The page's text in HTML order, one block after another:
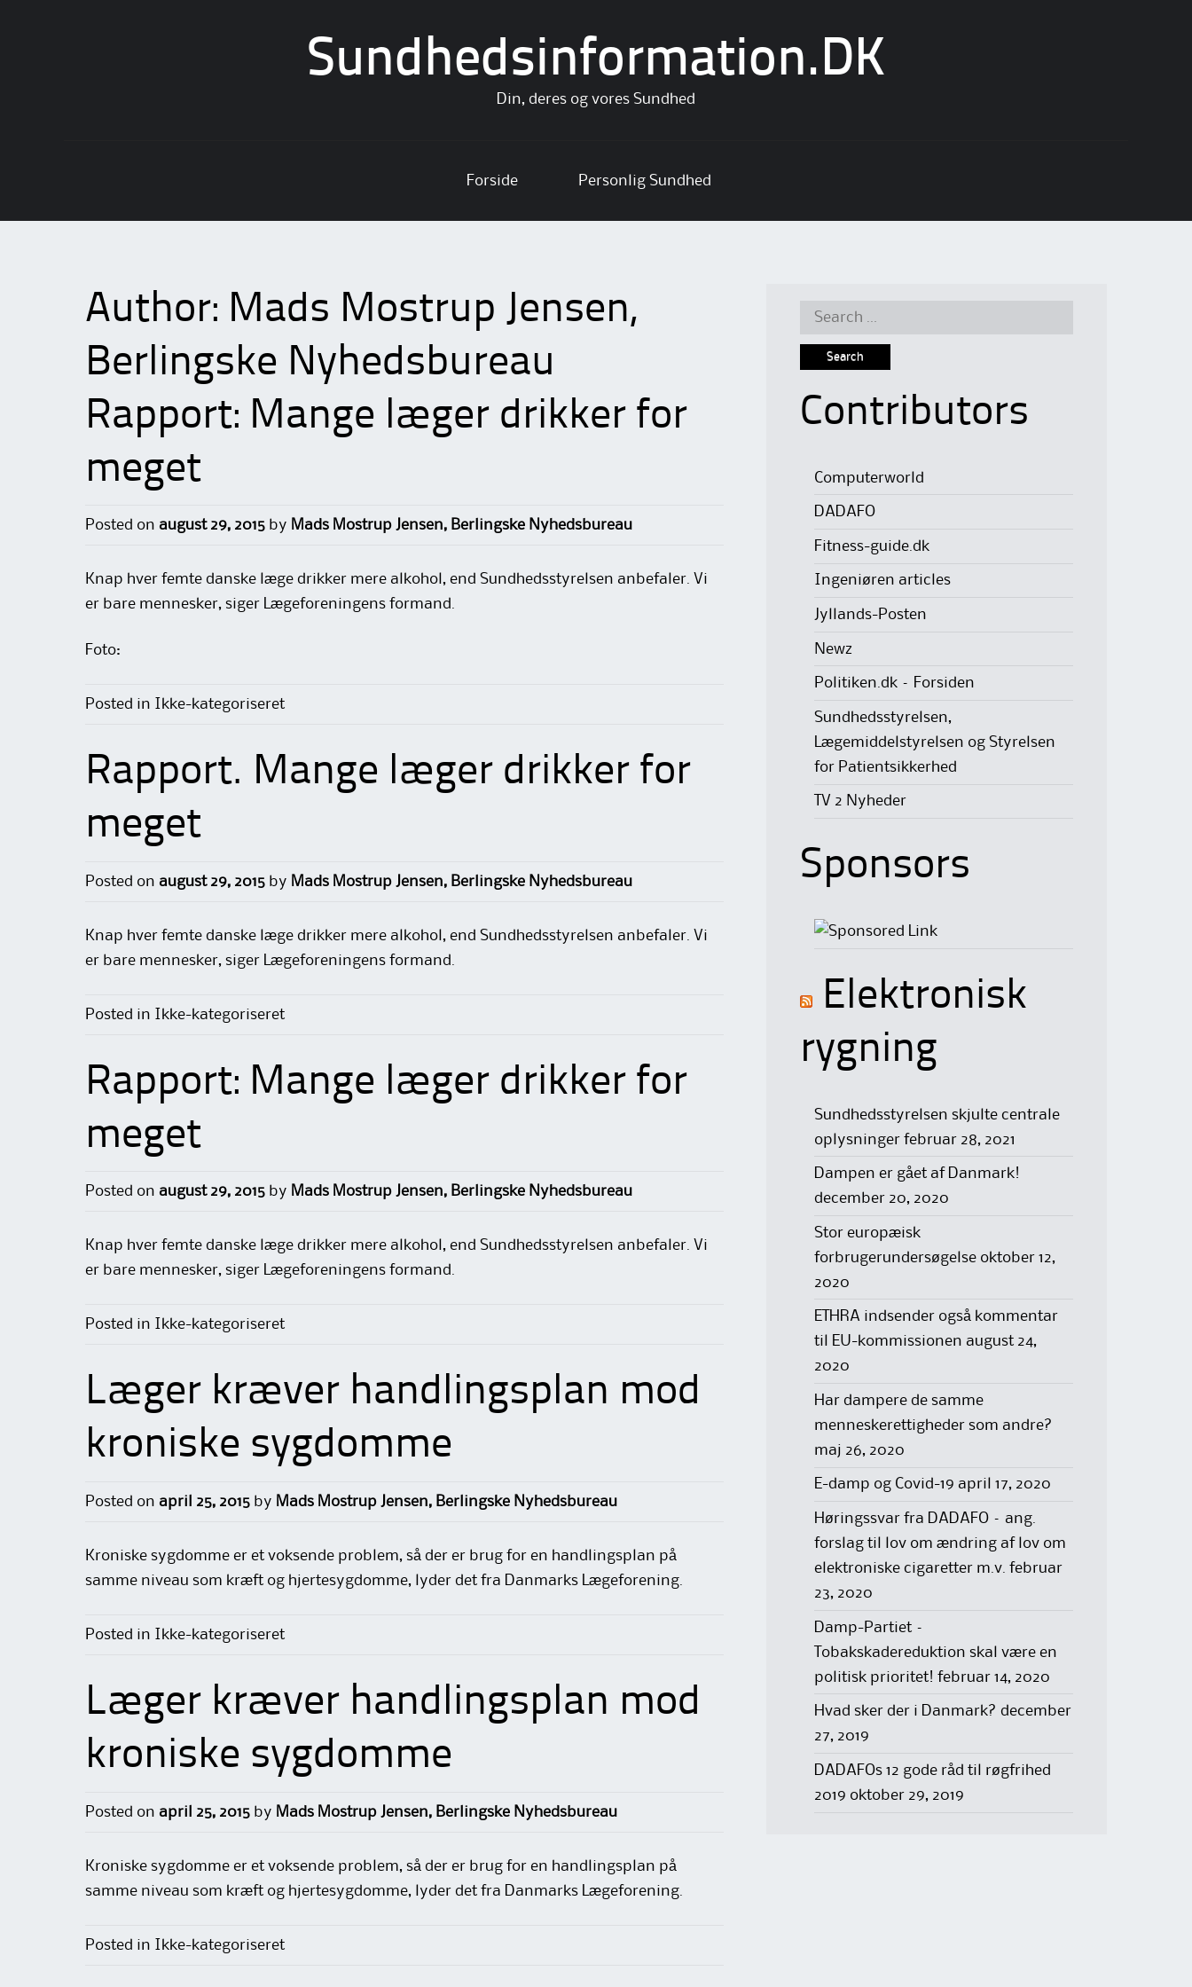
Sundhedsinformation.DK
Din, deres og vores Sundhed
content
Forside Personlig Sundhed
Author: Mads Mostrup Jensen,
Berlingske Nyhedsbureau
Rapport: Mange læger drikker for
meget
Posted on august 29, 2015 by Mads Mostrup Jensen, Berlingske Nyhedsbureau
Knap hver femte danske læge drikker mere alkohol, end Sundhedsstyrelsen anbefaler. Vi
er bare mennesker, siger Lægeforeningens formand.
Foto:
Posted in Ikke-kategoriseret
Rapport. Mange læger drikker for
meget
Posted on august 29, 2015 by Mads Mostrup Jensen, Berlingske Nyhedsbureau
Knap hver femte danske læge drikker mere alkohol, end Sundhedsstyrelsen anbefaler. Vi
er bare mennesker, siger Lægeforeningens formand.
Posted in Ikke-kategoriseret
Rapport: Mange læger drikker for
meget
Posted on august 29, 2015 by Mads Mostrup Jensen, Berlingske Nyhedsbureau
Knap hver femte danske læge drikker mere alkohol, end Sundhedsstyrelsen anbefaler. Vi
er bare mennesker, siger Lægeforeningens formand.
Posted in Ikke-kategoriseret
Læger kræver handlingsplan mod
kroniske sygdomme
Posted on april 25, 2015 by Mads Mostrup Jensen, Berlingske Nyhedsbureau
Kroniske sygdomme er et voksende problem, så der er brug for en handlingsplan på
samme niveau som kræft og hjertesygdomme, lyder det fra Danmarks Lægeforening.
Posted in Ikke-kategoriseret
Læger kræver handlingsplan mod
kroniske sygdomme
Posted on april 25, 2015 by Mads Mostrup Jensen, Berlingske Nyhedsbureau
Kroniske sygdomme er et voksende problem, så der er brug for en handlingsplan på
samme niveau som kræft og hjertesygdomme, lyder det fra Danmarks Lægeforening.
Posted in Ikke-kategoriseret
Search
Contributors
Computerworld
DADAFO
Fitness-guide.dk
Ingeniøren articles
Jyllands-Posten
Newz
Politiken.dk – Forsiden
Sundhedsstyrelsen,
Lægemiddelstyrelsen og Styrelsen
for Patientsikkerhed
TV 2 Nyheder
Sponsors
Elektronisk
rygning
Sundhedsstyrelsen skjulte centrale
oplysninger februar 28, 2021
Dampen er gået af Danmark!
december 20, 2020
Stor europæisk
forbrugerundersøgelse oktober 12,
2020
ETHRA indsender også kommentar
til EU-kommissionen august 24,
2020
Har dampere de samme
menneskerettigheder som andre?
maj 26, 2020
E-damp og Covid-19 april 17, 2020
Høringssvar fra DADAFO – ang.
forslag til lov om ændring af lov om
elektroniske cigaretter m.v. februar
23, 2020
Damp-Partiet –
Tobakskadereduktion skal være en
politisk prioritet! februar 14, 2020
Hvad sker der i Danmark? december
27, 2019
DADAFOs 12 gode råd til røgfrihed
2019 oktober 29, 2019